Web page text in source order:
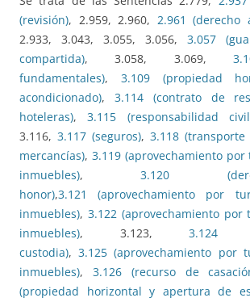
(revisión), 2.959, 2.960, 2.961 (derecho
2.933, 3.043, 3.055, 3.056, 3.057
compartida), 3.058, 3.069,
fundamentales), 3.109 (propiedad
acondicionado), 3.114 (contrato de
hoteleras),3.115 (responsabilidad
3.116, 3.117 (seguros), 3.118
mercancías), 3.119 (aprovechamiento
inmuebles),3.120
honor),3.121 (aprovechamiento por
inmuebles), 3.122 (aprovechamiento por
inmuebles), 3.123, 3.124
custodia),3.125 (aprovechamiento por
inmuebles), 3.126 (recurso de
(propiedad horizontal y apertura de